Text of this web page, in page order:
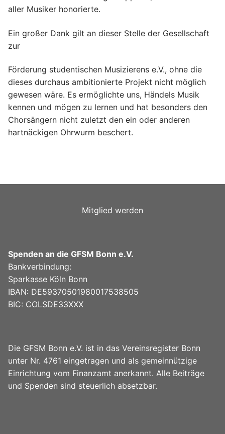
aller Musiker honorierte.
Ein großer Dank gilt an dieser Stelle der Gesellschaft
zur
Förderung studentischen Musizierens e.V., ohne die
dieses durchaus ambitionierte Projekt nicht möglich
gewesen wäre. Es ermöglichte uns, Händels Musik
kennen und mögen zu lernen und hat besonders den
Chorsängern nicht zuletzt den ein oder anderen
hartnäckigen Ohrwurm beschert.
Mitglied werden
Spenden an die GFSM Bonn e.V.
Bankverbindung:
Sparkasse Köln Bonn
IBAN: DE59370501980017538505
BIC: COLSDE33XXX
Die GFSM Bonn e.V. ist in das Vereinsregister Bonn
unter Nr. 4761 eingetragen und als gemeinnützige
Einrichtung vom Finanzamt anerkannt. Alle Beiträge
und Spenden sind steuerlich absetzbar.